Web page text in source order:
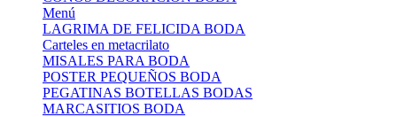
Menú
LAGRIMA DE FELICIDA BODA
Carteles en metacrilato
MISALES PARA BODA
POSTER PEQUEÑOS BODA
PEGATINAS BOTELLAS BODAS
MARCASITIOS BODA